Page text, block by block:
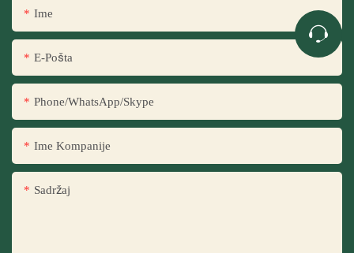
Ime
E-Pošta
Phone/WhatsApp/Skype
Ime Kompanije
Sadržaj